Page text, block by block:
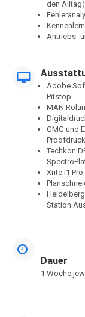
den Alltag)
Antriebs-
Adobe
Pitstop
MAN
GMG und
Techkon
Xrite I1
Station
Dauer
1 Woche